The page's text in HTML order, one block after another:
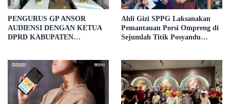
PENGURUS GP ANSOR
AUDIENSI DENGAN KETUA
DPRD KABUPATEN
KEBANGSAAN
Ahli Gizi SPPG Laksanakan
Pemantauan Porsi Ompreng di
Sejumlah Titik Posyandu